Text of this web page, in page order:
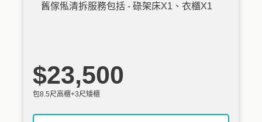
舊傢俬清拆服務包括 - 碌架床X1、衣櫃X1
$23,500
包8.5尺高櫃+3尺矮櫃